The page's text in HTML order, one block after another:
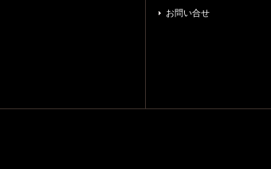
お問い合せ